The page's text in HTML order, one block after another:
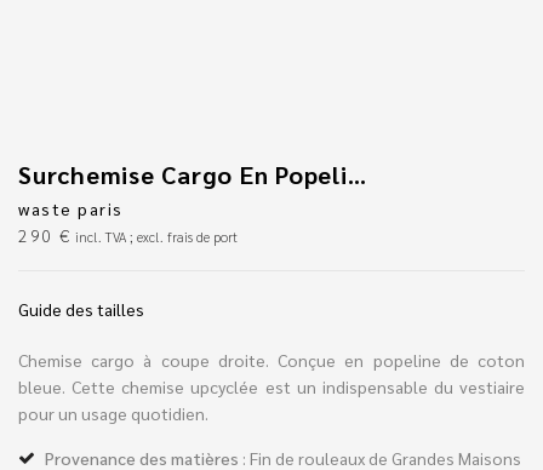
Surchemise Cargo En Popeline De Coton Bleue
waste paris
290 € incl. TVA ; excl. frais de port
Guide des tailles
Chemise cargo à coupe droite. Conçue en popeline de coton
bleue. Cette chemise upcyclée est un indispensable du vestiaire
pour un usage quotidien.
Provenance des matières : Fin de rouleaux de Grandes Maisons